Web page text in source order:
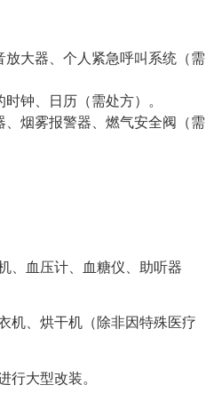
大器、个人紧急呼叫系统（需
钟、日历（需处方）。
烟雾报警器、燃气安全阀（需
、血压计、血糖仪、助听器
机、烘干机（除非因特殊医疗
行大型改装。